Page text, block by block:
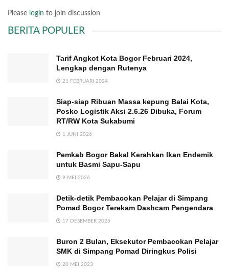
Please login to join discussion
BERITA POPULER
Tarif Angkot Kota Bogor Februari 2024,
Lengkap dengan Rutenya
21 FEBRUARI 2024
Siap-siap Ribuan Massa kepung Balai Kota,
Posko Logistik Aksi 2.6.26 Dibuka, Forum
RT/RW Kota Sukabumi
1 JUNI 2026
Pemkab Bogor Bakal Kerahkan Ikan Endemik
untuk Basmi Sapu-Sapu
9 MEI 2026
Detik-detik Pembacokan Pelajar di Simpang
Pomad Bogor Terekam Dashcam Pengendara
17 DESEMBER 2025
Buron 2 Bulan, Eksekutor Pembacokan Pelajar
SMK di Simpang Pomad Diringkus Polisi
20 MEI 2023